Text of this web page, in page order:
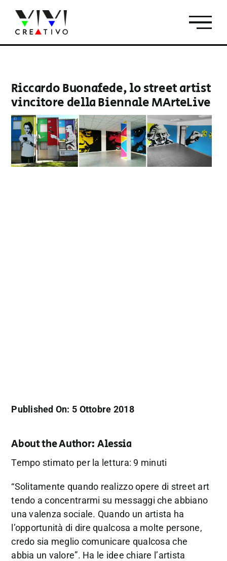
contenuto
Riccardo Buonafede, lo street artist
vincitore della Biennale MArteLive
Published On: 5 Ottobre 2018
About the Author: Alessia
Tempo stimato per la lettura: 9 minuti
“Solitamente quando realizzo opere di street art
tendo a concentrarmi su messaggi che abbiano
una valenza sociale. Quando un artista ha
l’opportunità di dire qualcosa a molte persone,
credo sia meglio comunicare qualcosa che
abbia un valore”. Ha le idee chiare l’artista